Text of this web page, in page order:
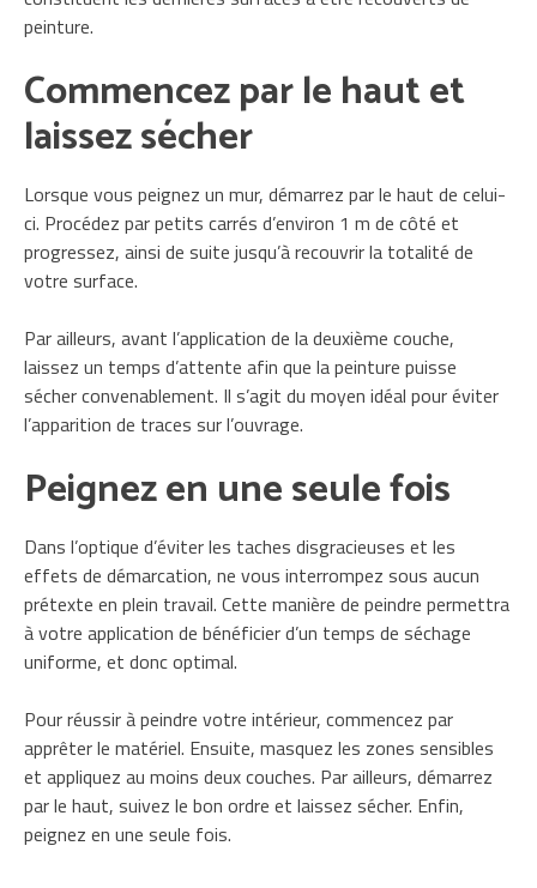
peinture.
Commencez par le haut et
laissez sécher
Lorsque vous peignez un mur, démarrez par le haut de celui-
ci. Procédez par petits carrés d’environ 1 m de côté et
progressez, ainsi de suite jusqu’à recouvrir la totalité de
votre surface.
Par ailleurs, avant l’application de la deuxième couche,
laissez un temps d’attente afin que la peinture puisse
sécher convenablement. Il s’agit du moyen idéal pour éviter
l’apparition de traces sur l’ouvrage.
Peignez en une seule fois
Dans l’optique d’éviter les taches disgracieuses et les
effets de démarcation, ne vous interrompez sous aucun
prétexte en plein travail. Cette manière de peindre permettra
à votre application de bénéficier d’un temps de séchage
uniforme, et donc optimal.
Pour réussir à peindre votre intérieur, commencez par
apprêter le matériel. Ensuite, masquez les zones sensibles
et appliquez au moins deux couches. Par ailleurs, démarrez
par le haut, suivez le bon ordre et laissez sécher. Enfin,
peignez en une seule fois.